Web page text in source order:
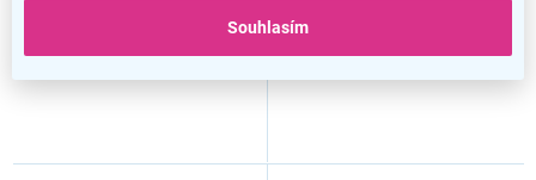
Souhlasím